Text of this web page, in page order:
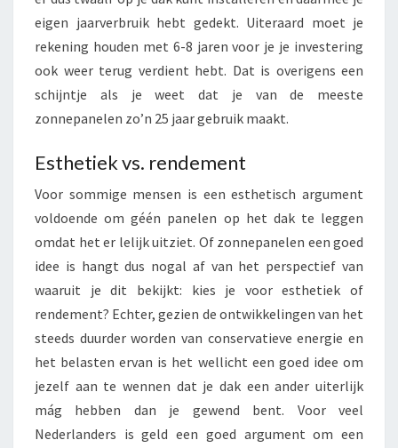
eigen jaarverbruik hebt gedekt. Uiteraard moet je
rekening houden met 6-8 jaren voor je je investering
ook weer terug verdient hebt. Dat is overigens een
schijntje als je weet dat je van de meeste
zonnepanelen zo’n 25 jaar gebruik maakt.
Esthetiek vs. rendement
Voor sommige mensen is een esthetisch argument
voldoende om géén panelen op het dak te leggen
omdat het er lelijk uitziet. Of zonnepanelen een goed
idee is hangt dus nogal af van het perspectief van
waaruit je dit bekijkt: kies je voor esthetiek of
rendement? Echter, gezien de ontwikkelingen van het
steeds duurder worden van conservatieve energie en
het belasten ervan is het wellicht een goed idee om
jezelf aan te wennen dat je dak een ander uiterlijk
mág hebben dan je gewend bent. Voor veel
Nederlanders is geld een goed argument om een